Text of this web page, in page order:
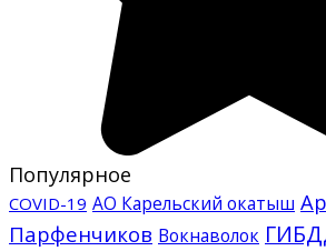
Популярное
COVID-19 АО Карельский окатыш
Парфенчиков Вокнаволок